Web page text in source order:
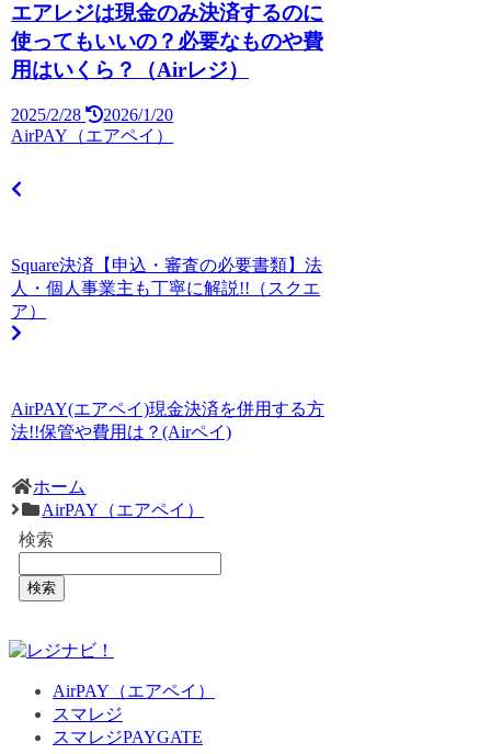
エアレジは現金のみ決済するのに
使ってもいいの？必要なものや費
用はいくら？（Airレジ）
2025/2/28
2026/1/20
AirPAY（エアペイ）
Square決済【申込・審査の必要書類】法
人・個人事業主も丁寧に解説!!（スクエ
ア）
AirPAY(エアペイ)現金決済を併用する方
法!!保管や費用は？(Airペイ)
ホーム
AirPAY（エアペイ）
検索
検索
AirPAY（エアペイ）
スマレジ
スマレジPAYGATE